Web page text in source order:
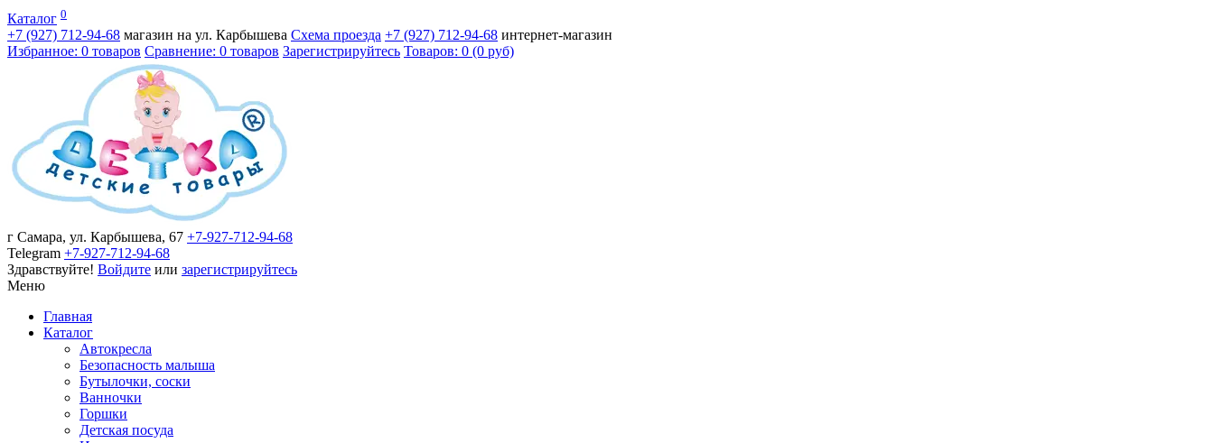
Каталог 0
+7 (927) 712-94-68 магазин на ул. Карбышева Схема проезда +7 (927) 712-94-68 интернет-магазин
Избранное: 0 товаров Сравнение: 0 товаров Зарегистрируйтесь Товаров: 0 (0 руб)
г Самара, ул. Карбышева, 67 +7-927-712-94-68
Telegram +7-927-712-94-68
Здравствуйте! Войдите или зарегистрируйтесь
Меню
Главная
Каталог
Автокресла
Безопасность малыша
Бутылочки, соски
Ванночки
Горшки
Детская посуда